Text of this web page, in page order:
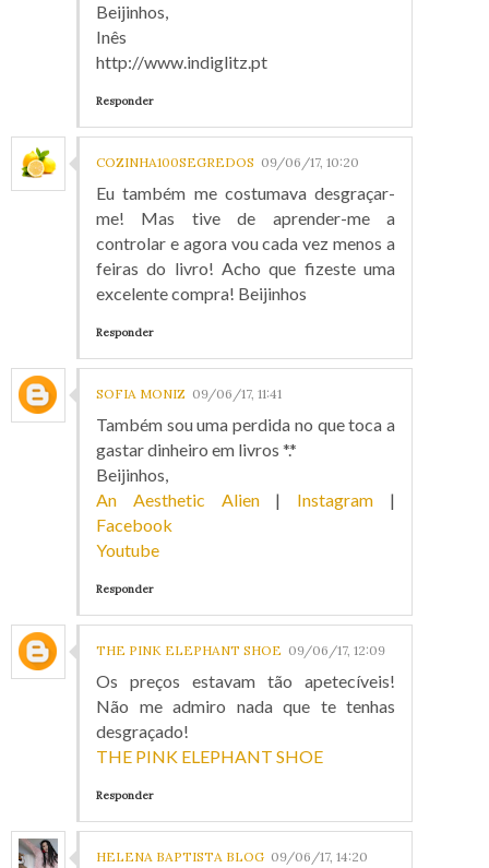
Beijinhos,
Inês
http://www.indiglitz.pt
Responder
COZINHA100SEGREDOS 09/06/17, 10:20
Eu também me costumava desgraçar-
me! Mas tive de aprender-me a
controlar e agora vou cada vez menos a
feiras do livro! Acho que fizeste uma
excelente compra! Beijinhos
Responder
SOFIA MONIZ 09/06/17, 11:41
Também sou uma perdida no que toca a
gastar dinheiro em livros *.*
Beijinhos,
An Aesthetic Alien| Instagram |
Facebook
Youtube
Responder
THE PINK ELEPHANT SHOE 09/06/17, 12:09
Os preços estavam tão apetecíveis!
Não me admiro nada que te tenhas
desgraçado!
THE PINK ELEPHANT SHOE
Responder
HELENA BAPTISTA BLOG 09/06/17, 14:20